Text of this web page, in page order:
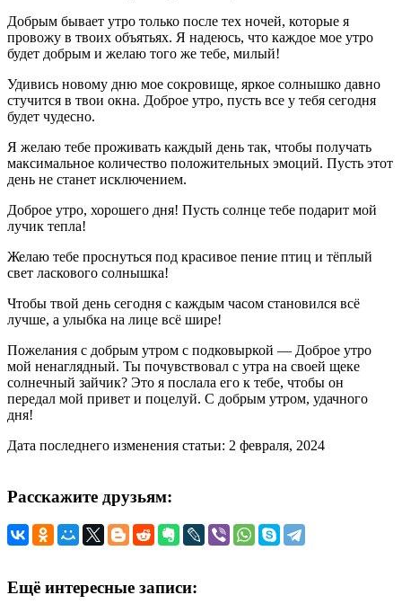
Добрым бывает утро только после тех ночей, которые я
провожу в твоих объятьях. Я надеюсь, что каждое мое утро
будет добрым и желаю того же тебе, милый!
Удивись новому дню мое сокровище, яркое солнышко давно
стучится в твои окна. Доброе утро, пусть все у тебя сегодня
будет чудесно.
Я желаю тебе проживать каждый день так, чтобы получать
максимальное количество положительных эмоций. Пусть этот
день не станет исключением.
Доброе утро, хорошего дня! Пусть солнце тебе подарит мой
лучик тепла!
Желаю тебе проснуться под красивое пение птиц и тёплый
свет ласкового солнышка!
Чтобы твой день сегодня с каждым часом становился всё
лучше, а улыбка на лице всё шире!
Пожелания с добрым утром с подковыркой — Доброе утро
мой ненаглядный. Ты почувствовал с утра на своей щеке
солнечный зайчик? Это я послала его к тебе, чтобы он
передал мой привет и поцелуй. С добрым утром, удачного
дня!
Дата последнего изменения статьи: 2 февраля, 2024
Расскажите друзьям:
Ещё интересные записи: